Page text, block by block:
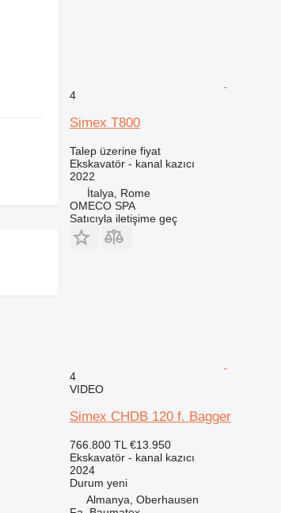
4
Simex T800
Talep üzerine fiyat
Ekskavatör - kanal kazıcı
2022
İtalya, Rome
OMECO SPA
Satıcıyla iletişime geç
4
VIDEO
Simex CHDB 120 f. Bagger
766.800 TL €13.950
Ekskavatör - kanal kazıcı
2024
Durum yeni
Almanya, Oberhausen